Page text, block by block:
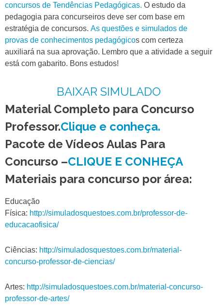
concursos de Tendências Pedagógicas. O estudo da
pedagogia para concurseiros deve ser com base em
estratégia de concursos. As questões e simulados de
provas de conhecimentos pedagógicos com certeza
auxiliará na sua aprovação. Lembro que a atividade a seguir
está com gabarito. Bons estudos!
BAIXAR SIMULADO
Material Completo para Concurso
Professor.Clique e conheça.
Pacote de Vídeos Aulas Para
Concurso –CLIQUE E CONHEÇA
Materiais para concurso por área:
Educação
Física: http://simuladosquestoes.com.br/professor-de-
educacaofisica/
Ciências: http://simuladosquestoes.com.br/material-
concurso-professor-de-ciencias/
Artes: http://simuladosquestoes.com.br/material-concurso-
professor-de-artes/